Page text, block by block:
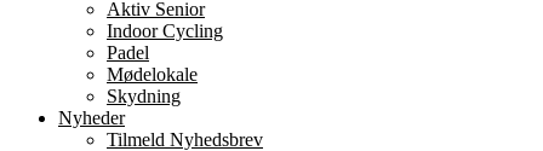
Aktiv Senior
Indoor Cycling
Padel
Mødelokale
Skydning
Nyheder
Tilmeld Nyhedsbrev